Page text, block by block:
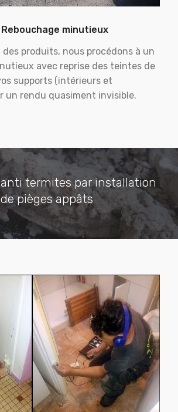
minutieux
produits, nous procédons à un
avec reprise des teintes de
supports (intérieurs et
un rendu quasiment invisible.
termites par installation
de pièges appâts